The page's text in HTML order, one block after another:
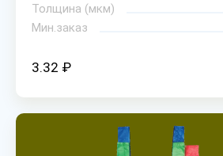
Толщина (мкм)
Мин.заказ
3.32 ₽